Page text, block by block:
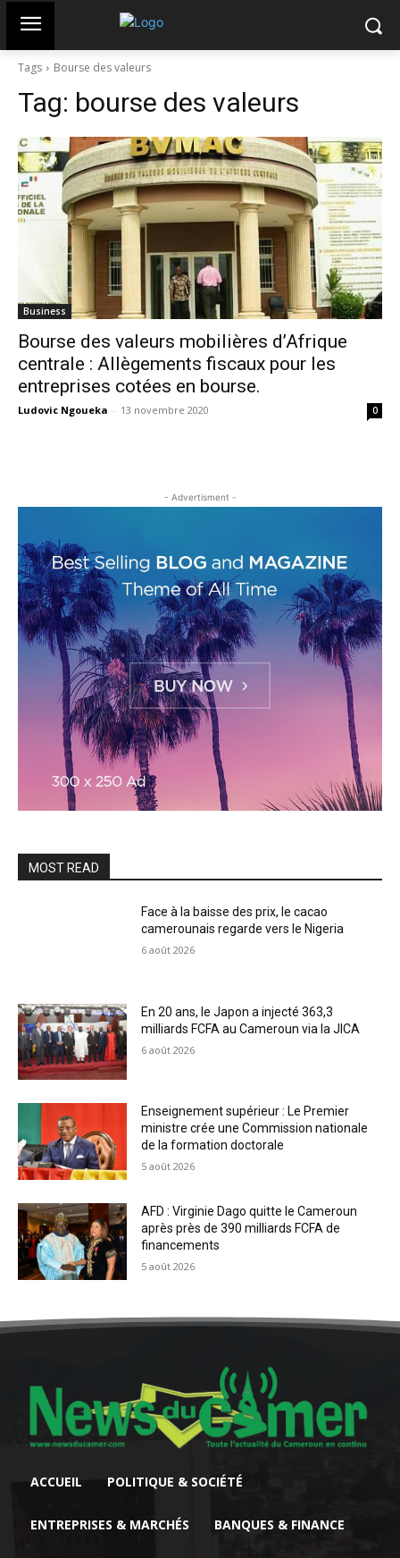
Tags Bourse des valeurs
Tag: bourse des valeurs
Business
Bourse des valeurs mobilières d’Afrique
centrale : Allègements fiscaux pour les
entreprises cotées en bourse.
Ludovic Ngoueka - 13 novembre 2020 0
- Advertisment -
MOST READ
Face à la baisse des prix, le cacao
camerounais regarde vers le Nigeria
6 août 2026
En 20 ans, le Japon a injecté 363,3
milliards FCFA au Cameroun via la JICA
6 août 2026
Enseignement supérieur : Le Premier
ministre crée une Commission nationale
de la formation doctorale
5 août 2026
AFD : Virginie Dago quitte le Cameroun
après près de 390 milliards FCFA de
financements
5 août 2026
ACCUEIL POLITIQUE & SOCIÉTÉ
ENTREPRISES & MARCHÉS BANQUES & FINANCE